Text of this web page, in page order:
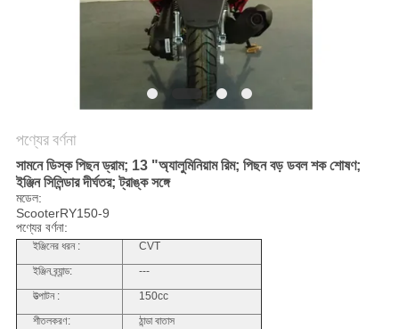
পণ্যের বর্ণনা
সামনে ডিস্ক পিছন ড্রাম; 13 "অ্যালুমিনিয়াম রিম; পিছন বড় ডবল শক শোষণ;
ইঞ্জিন সিলিন্ডার দীর্ঘতর; ট্রাঙ্ক সঙ্গে
মডেল:
ScooterRY150-9
পণ্যের বর্ণনা:
ইঞ্জিনের ধরন :
CVT
ইঞ্জিন ব্র্যান্ড:
---
উত্পাটন :
150cc
শীতলকরণ:
ঠান্ডা বাতাস